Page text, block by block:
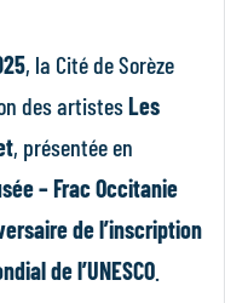
, la Cité de Sorèze
des artistesLes
, présentée en
– Frac Occitanie
de l’inscription
de l’UNESCO